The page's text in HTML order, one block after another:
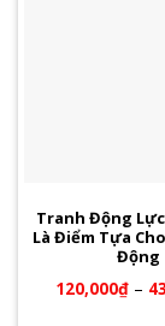
Tranh Động Lực
Là Điểm Tựa
Động
120,000₫–